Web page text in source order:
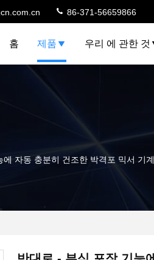
86-371-56659866
홈 제품 우리 에 관한 것
자동 충분히 건조한 박격포 믹서 기계